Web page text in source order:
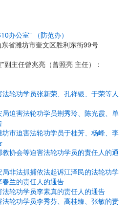
办公室” （防范办）
省潍坊市奎文区胜利东街99号
副主任曾兆亮（曾照亮 主任）：
轮功学员张新荣、孔祥银、于荣等人
迫害法轮功学员荆秀玲、陈光霞、单
市迫害法轮功学员于桂芳、杨峰、李
协会等迫害法轮功学员的责任人的通
非法抓捕依法起诉江泽民的法轮功学
兰的责任人的通告
轮功学员李素真的责任人的通告
轮功学员李秀芬、高桂臻、张敏的责